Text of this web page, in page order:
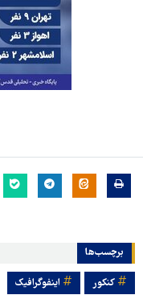
برچسب‌ها
کنکور اینفوگرافیک